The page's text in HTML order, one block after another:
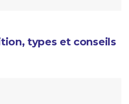
types et conseils